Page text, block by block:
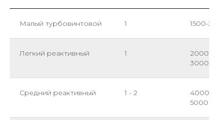
Малый турбовинтовой 1 1500-
Легкий реактивный 1
2000 -
3000
Средний реактивный 1 - 2
4000 -
5000